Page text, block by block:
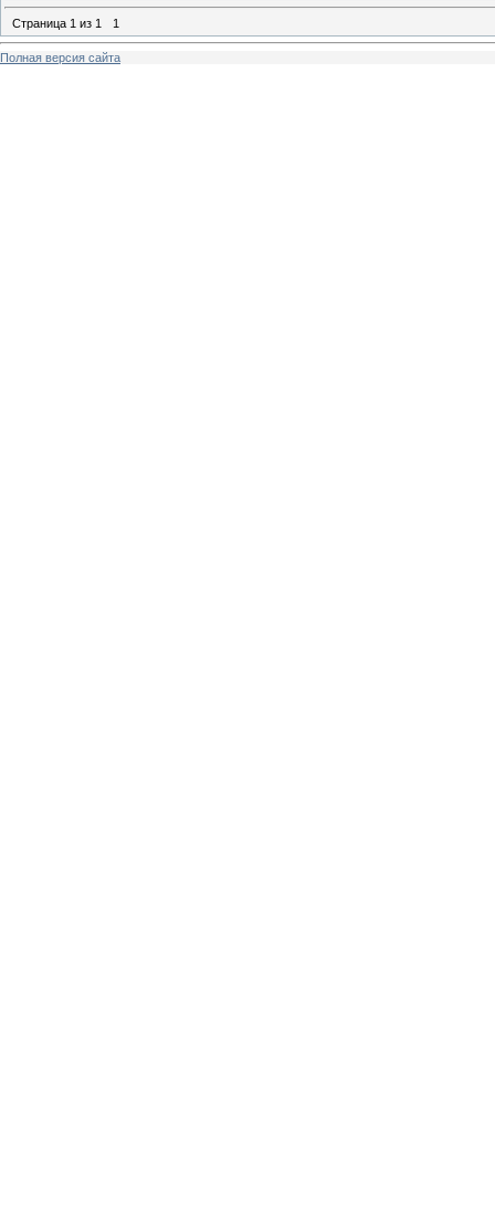
Страница 1 из 1 1
Полная версия сайта